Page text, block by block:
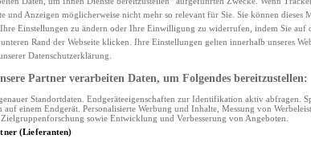
und Anzeigen möglicherweise nicht mehr so relevant für Sie. Sie können dieses
Einstellungen zu ändern oder Ihre Einwilligung zu widerrufen, indem Sie auf
Rand der Webseite klicken. Ihre Einstellungen gelten innerhalb unseres
Datenschutzerklärung.
Partner verarbeiten Daten, um Folgendes bereitzustellen:
Standortdaten. Endgeräteeigenschaften zur Identifikation aktiv abfragen.
einem Endgerät. Personalisierte Werbung und Inhalte, Messung von
sowie Entwicklung und Verbesserung von Angeboten.
(Lieferanten)